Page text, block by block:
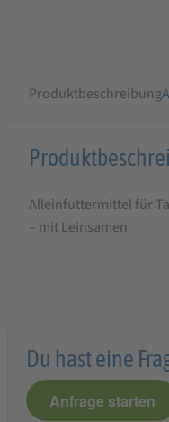
Produktbeschreibung
ALFANA
Hausmischung
und
Leinsamen
25
Alleinfuttermittel für
– mit Leinsamen
Du hast eine
Anfrage starten